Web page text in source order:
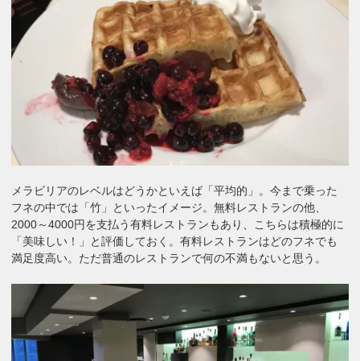
メラビリアのレベルはどうかといえば「平均的」。今まで乗った
フネの中では「竹」といったイメージ。無料レストランの他、
2000～4000円を支払う有料レストランもあり、こちらは積極的に
「美味しい！」と評価しておく。有料レストランはどのフネでも
満足度高い。ただ普通のレストランで何の不満もないと思う。